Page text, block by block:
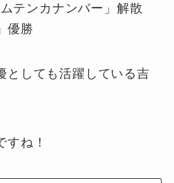
テンカナンバー」解散
優勝
としても活躍している吉
すね！